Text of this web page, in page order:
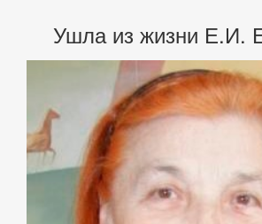
Ушла из жизни Е.И.